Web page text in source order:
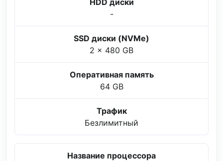
-
SSD диски (NVMe)
2 x 480 GB
Оперативная память
64 GB
Трафик
Безлимитный
Название процессора